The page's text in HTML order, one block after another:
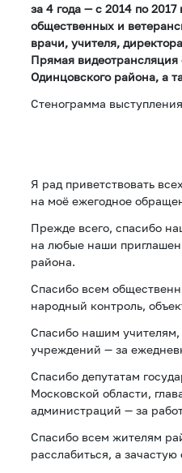
за 4 года — с 2014 по
общественных и
врачи, учителя,
Прямая видеотрансляция
Одинцовского района, а
Стенограмма
Я рад приветствовать
на моё ежегодное
Прежде всего, спасибо
на любые наши
района.
Спасибо всем
народный контроль,
Спасибо нашим
учреждений — за
Спасибо депутатам
Московской области,
администраций — за
Спасибо всем жителям
расслабиться, а